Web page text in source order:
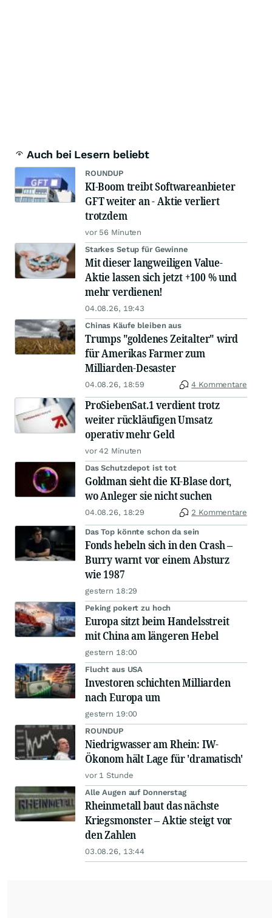
Auch bei Lesern beliebt
ROUNDUP
KI-Boom treibt Softwareanbieter
GFT weiter an - Aktie verliert
trotzdem
vor 56 Minuten
Starkes Setup für Gewinne
Mit dieser langweiligen Value-
Aktie lassen sich jetzt +100 % und
mehr verdienen!
04.08.26, 19:43
Chinas Käufe bleiben aus
Trumps "goldenes Zeitalter" wird
für Amerikas Farmer zum
Milliarden-Desaster
04.08.26, 18:59 4 Kommentare
ProSiebenSat.1 verdient trotz
weiter rückläufigen Umsatz
operativ mehr Geld
vor 42 Minuten
Das Schutzdepot ist tot
Goldman sieht die KI-Blase dort,
wo Anleger sie nicht suchen
04.08.26, 18:29 2 Kommentare
Das Top könnte schon da sein
Fonds hebeln sich in den Crash –
Burry warnt vor einem Absturz
wie 1987
gestern 18:29
Peking pokert zu hoch
Europa sitzt beim Handelsstreit
mit China am längeren Hebel
gestern 18:00
Flucht aus USA
Investoren schichten Milliarden
nach Europa um
gestern 19:00
ROUNDUP
Niedrigwasser am Rhein: IW-
Ökonom hält Lage für 'dramatisch'
vor 1 Stunde
Alle Augen auf Donnerstag
Rheinmetall baut das nächste
Kriegsmonster – Aktie steigt vor
den Zahlen
03.08.26, 13:44